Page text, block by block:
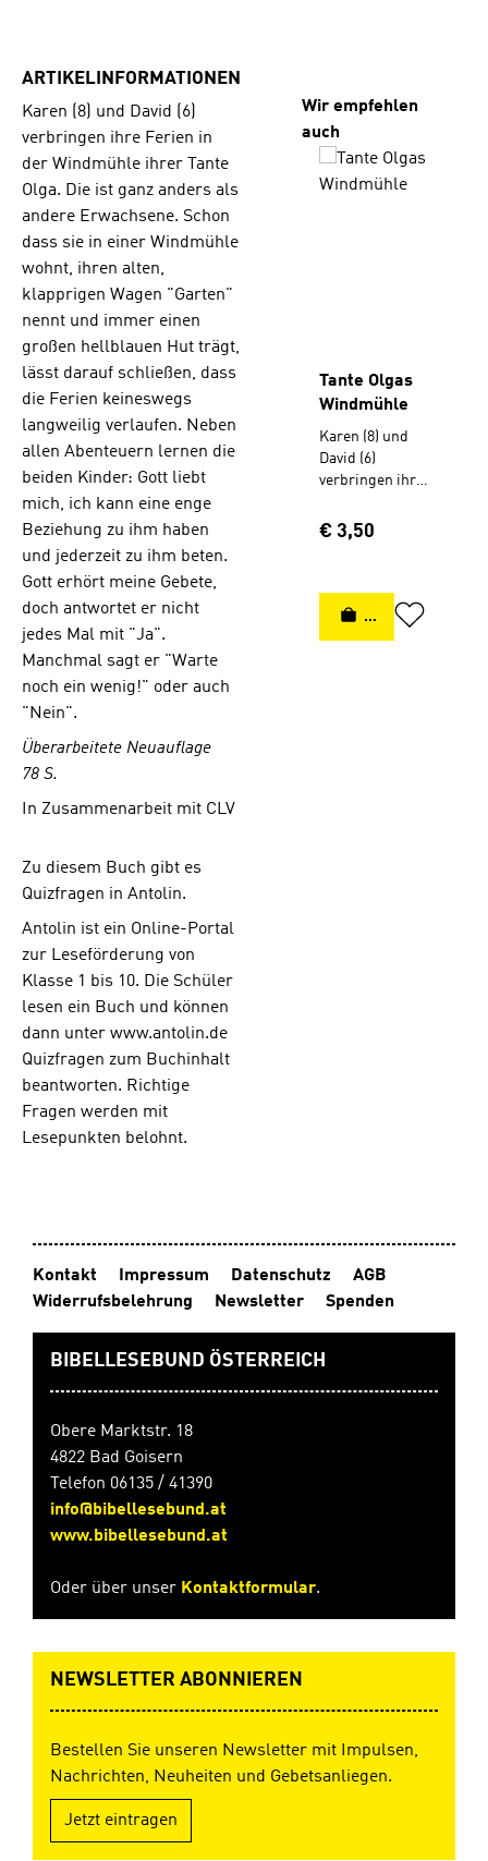
ARTIKELINFORMATIONEN
Karen (8) und David (6)
verbringen ihre Ferien in
der Windmühle ihrer Tante
Olga. Die ist ganz anders als
andere Erwachsene. Schon
dass sie in einer Windmühle
wohnt, ihren alten,
klapprigen Wagen "Garten"
nennt und immer einen
großen hellblauen Hut trägt,
lässt darauf schließen, dass
die Ferien keineswegs
langweilig verlaufen. Neben
allen Abenteuern lernen die
beiden Kinder: Gott liebt
mich, ich kann eine enge
Beziehung zu ihm haben
und jederzeit zu ihm beten.
Gott erhört meine Gebete,
doch antwortet er nicht
jedes Mal mit "Ja".
Manchmal sagt er "Warte
noch ein wenig!" oder auch
"Nein".
Überarbeitete Neuauflage
78 S.
In Zusammenarbeit mit CLV
Zu diesem Buch gibt es
Quizfragen in Antolin.
Antolin ist ein Online-Portal
zur Leseförderung von
Klasse 1 bis 10. Die Schüler
lesen ein Buch und können
dann unter www.antolin.de
Quizfragen zum Buchinhalt
beantworten. Richtige
Fragen werden mit
Lesepunkten belohnt.
Produktgalerie
Wir empfehlen
auch
Tante Olgas
Windmühle
Karen (8) und
David (6)
verbringen ihre
Windmühle
anders als
andere
ihm beten. Gott
erhört meine
antwortet er
nicht jedes Mal
mit "Ja".
er "Warte noch
Regulärer Preis:
€ 3,50
IN DEN
Kontakt Impressum Datenschutz
AGB
Widerrufsbelehrung
Newsletter Spenden
BIBELLESEBUND ÖSTERREICH
Obere Marktstr. 18
4822 Bad Goisern
Telefon 06135 / 41390
info@bibellesebund.at
www.bibellesebund.at
Oder über unser Kontaktformular.
NEWSLETTER ABONNIEREN
Bestellen Sie unseren Newsletter mit Impulsen,
Nachrichten, Neuheiten und Gebetsanliegen.
Jetzt eintragen